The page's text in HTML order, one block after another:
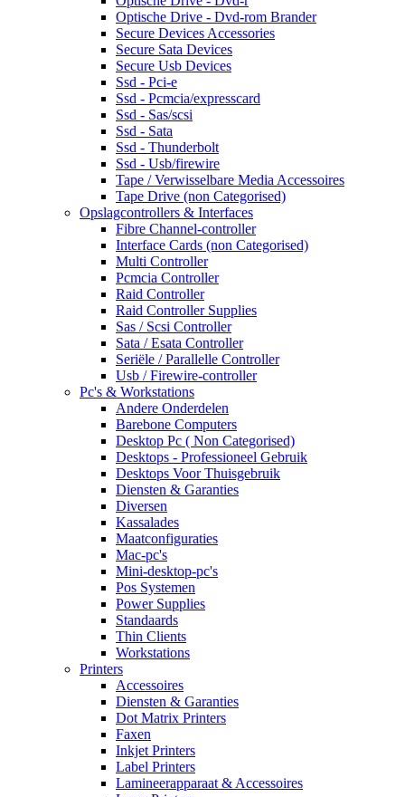
Optische Drive - Dvd-rom Brander
Secure Devices Accessories
Secure Sata Devices
Secure Usb Devices
Ssd - Pci-e
Ssd - Pcmcia/expresscard
Ssd - Sas/scsi
Ssd - Sata
Ssd - Thunderbolt
Ssd - Usb/firewire
Tape / Verwisselbare Media Accessoires
Tape Drive (non Categorised)
Opslagcontrollers & Interfaces
Fibre Channel-controller
Interface Cards (non Categorised)
Multi Controller
Pcmcia Controller
Raid Controller
Raid Controller Supplies
Sas / Scsi Controller
Sata / Esata Controller
Seriële / Parallelle Controller
Usb / Firewire-controller
Pc's & Workstations
Andere Onderdelen
Barebone Computers
Desktop Pc ( Non Categorised)
Desktops - Professioneel Gebruik
Desktops Voor Thuisgebruik
Diensten & Garanties
Diversen
Kassalades
Maatconfiguraties
Mac-pc's
Mini-desktop-pc's
Pos Systemen
Power Supplies
Standaards
Thin Clients
Workstations
Printers
Accessoires
Diensten & Garanties
Dot Matrix Printers
Faxen
Inkjet Printers
Label Printers
Lamineerapparaat & Accessoires